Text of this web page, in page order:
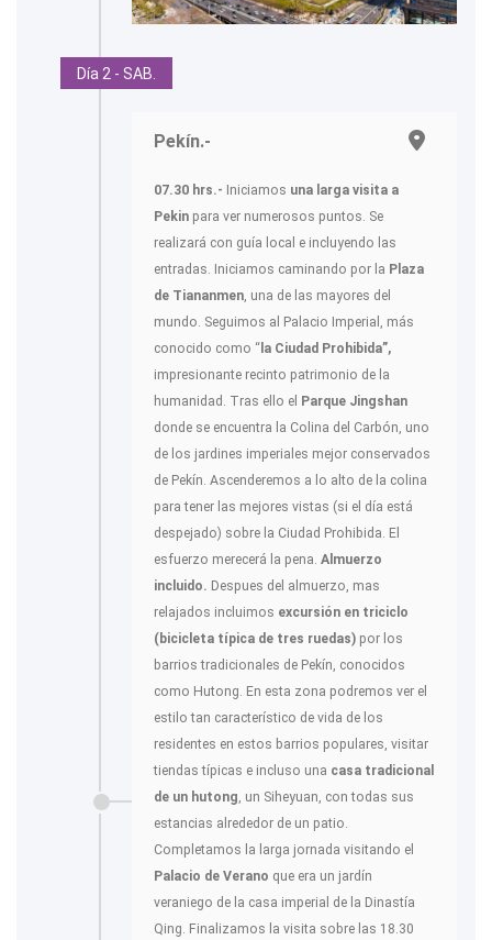
Día 2 - SAB.
Pekín.-
07.30 hrs.- Iniciamos una larga visita a
Pekin para ver numerosos puntos. Se
realizará con guía local e incluyendo las
entradas. Iniciamos caminando por la Plaza
de Tiananmen, una de las mayores del
mundo. Seguimos al Palacio Imperial, más
conocido como “ la Ciudad Prohibida”,
impresionante recinto patrimonio de la
humanidad. Tras ello el Parque Jingshan
donde se encuentra la Colina del Carbón, uno
de los jardines imperiales mejor conservados
de Pekín. Ascenderemos a lo alto de la colina
para tener las mejores vistas (si el día está
despejado) sobre la Ciudad Prohibida. El
esfuerzo merecerá la pena. Almuerzo
incluido. Despues del almuerzo, mas
relajados incluimos excursión en triciclo
(bicicleta típica de tres ruedas) por los
barrios tradicionales de Pekín, conocidos
como Hutong. En esta zona podremos ver el
estilo tan característico de vida de los
residentes en estos barrios populares, visitar
tiendas típicas e incluso una casa tradicional
de un hutong, un Siheyuan, con todas sus
estancias alrededor de un patio.
Completamos la larga jornada visitando el
Palacio de Verano que era un jardín
veraniego de la casa imperial de la Dinastía
Qing. Finalizamos la visita sobre las 18.30